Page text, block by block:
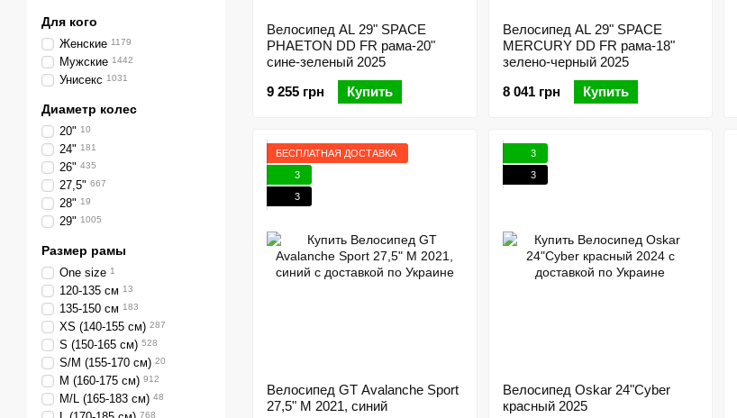
Велосипед AL 29" SPACE
PHAETON DD FR рама-20"
сине-зеленый 2025
9 255 грн
Купить
Велосипед AL 29" SPACE
MERCURY DD FR рама-18"
зелено-черный 2025
8 041 грн
Купить
БЕСПЛАТНАЯ ДОСТАВКА
3
3
Велосипед GT Avalanche Sport
27,5" M 2021, синий
3
3
Велосипед Oskar 24"Cyber
красный 2025
Для кого
Женские 1179
Мужские 1442
Унисекс 1031
Диаметр колес
20" 10
24" 181
26" 435
27,5" 667
28" 19
29" 1005
Размер рамы
One size 1
120-135 см 13
135-150 см 183
XS (140-155 см) 287
S (150-165 см) 528
S/M (155-170 см) 20
M (160-175 см) 912
M/L (165-183 см) 48
768